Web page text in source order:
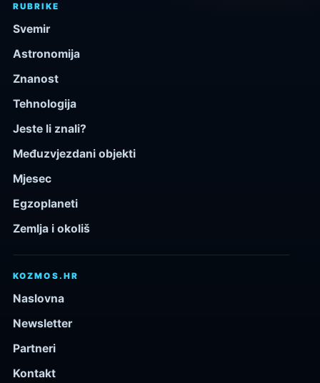
RUBRIKE
Svemir
Astronomija
Znanost
Tehnologija
Jeste li znali?
Međuzvjezdani objekti
Mjesec
Egzoplaneti
Zemlja i okoliš
KOZMOS.HR
Naslovna
Newsletter
Partneri
Kontakt